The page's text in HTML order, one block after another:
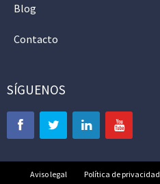
Blog
Contacto
SÍGUENOS
Aviso legal Política de privacidad